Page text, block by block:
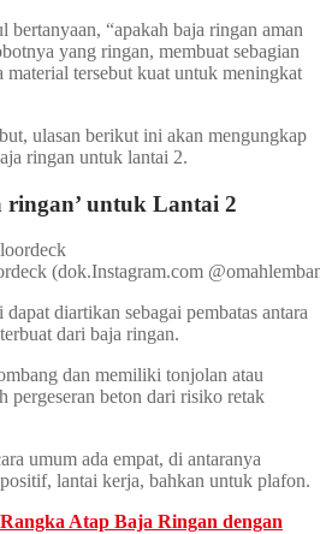
“apakah baja ringan aman
yang ringan, membuat sebagian
material tersebut kuat untuk meningkat
ulasan berikut ini akan mengungkap
ringan untuk lantai 2.
ringan’ untuk Lantai 2
(dok.Instagram.com
dapat diartikan sebagai pembatas antara
dari baja ringan.
dan memiliki tonjolan atau
pergeseran beton dari risiko retak
umum ada empat, di antaranya
lantai kerja, bahkan untuk plafon.
Atap Baja Ringan dengan